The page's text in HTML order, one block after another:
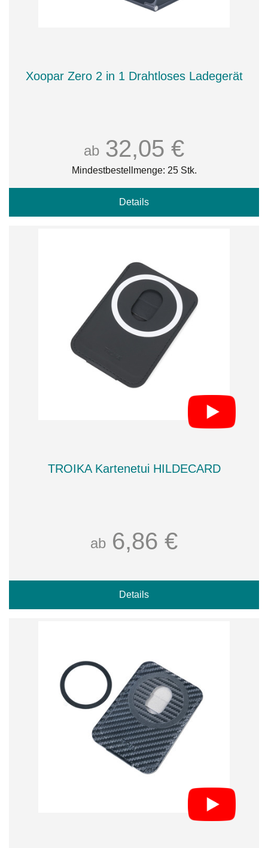
Xoopar Zero 2 in 1 Drahtloses Ladegerät
ab 32,05 €
Mindestbestellmenge: 25 Stk.
Details
TROIKA Kartenetui HILDECARD
ab 6,86 €
Details